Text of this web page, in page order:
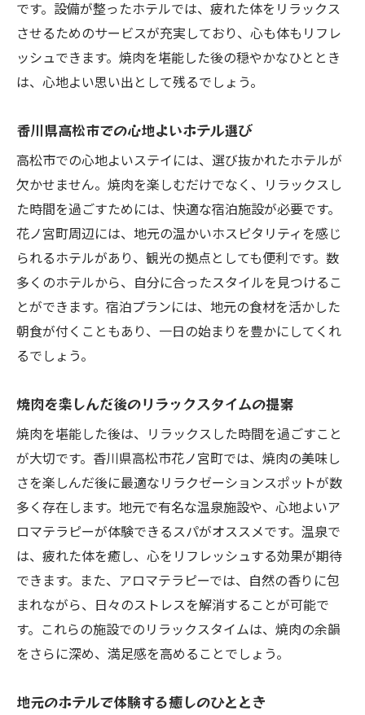
です。設備が整ったホテルでは、疲れた体をリラックス
させるためのサービスが充実しており、心も体もリフレ
ッシュできます。焼肉を堪能した後の穏やかなひととき
は、心地よい思い出として残るでしょう。
香川県高松市での心地よいホテル選び
高松市での心地よいステイには、選び抜かれたホテルが
欠かせません。焼肉を楽しむだけでなく、リラックスし
た時間を過ごすためには、快適な宿泊施設が必要です。
花ノ宮町周辺には、地元の温かいホスピタリティを感じ
られるホテルがあり、観光の拠点としても便利です。数
多くのホテルから、自分に合ったスタイルを見つけるこ
とができます。宿泊プランには、地元の食材を活かした
朝食が付くこともあり、一日の始まりを豊かにしてくれ
るでしょう。
焼肉を楽しんだ後のリラックスタイムの提案
焼肉を堪能した後は、リラックスした時間を過ごすこと
が大切です。香川県高松市花ノ宮町では、焼肉の美味し
さを楽しんだ後に最適なリラクゼーションスポットが数
多く存在します。地元で有名な温泉施設や、心地よいア
ロマテラピーが体験できるスパがオススメです。温泉で
は、疲れた体を癒し、心をリフレッシュする効果が期待
できます。また、アロマテラピーでは、自然の香りに包
まれながら、日々のストレスを解消することが可能で
す。これらの施設でのリラックスタイムは、焼肉の余韻
をさらに深め、満足感を高めることでしょう。
地元のホテルで体験する癒しのひととき